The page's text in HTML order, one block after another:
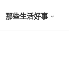
那些生活好事